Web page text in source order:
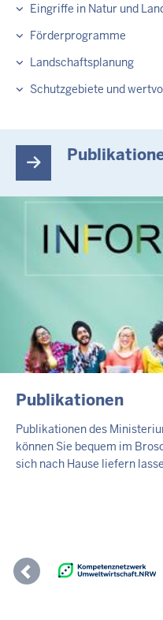
Eingriffe in Natur und
Förderprogramme
Landschaftsplanung
Schutzgebiete und
INHALTSSEITE
Publikationen
Publikationen des
können Sie bequem im
sich nach Hause liefern
Previous